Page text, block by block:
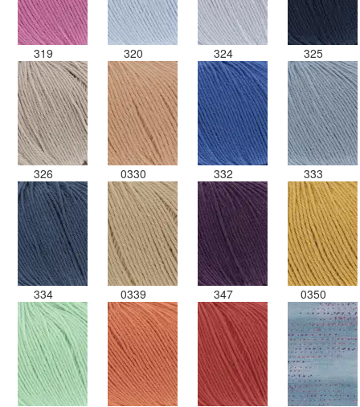
319 320 324 325
326 0330 332 333
334 0339 347 0350